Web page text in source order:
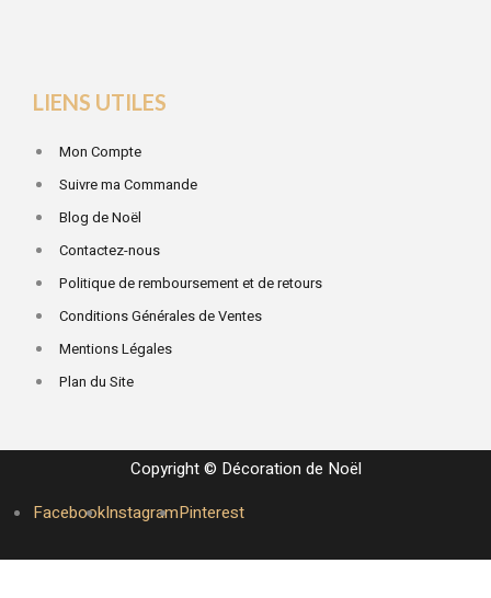
LIENS UTILES
Mon Compte
Suivre ma Commande
Blog de Noël
Contactez-nous
Politique de remboursement et de retours
Conditions Générales de Ventes
Mentions Légales
Plan du Site
Copyright © Décoration de Noël
FacebookInstagramPinterest